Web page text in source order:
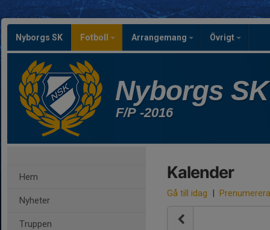
Nyborgs SK Fotboll Arrangemang Övrigt
Nyborgs SK
F/P -2016
Hem
Nyheter
Truppen
Kalender
Gå till idag | Prenumerera